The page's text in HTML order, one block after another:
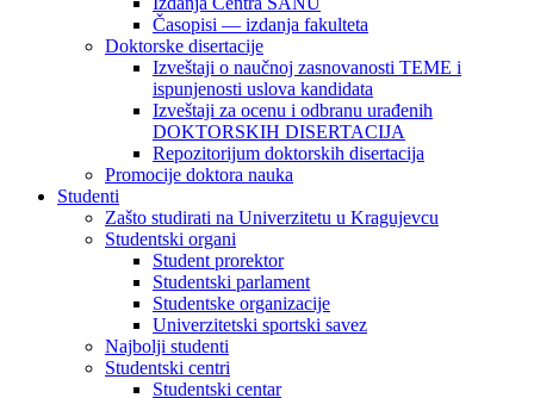
Časopisi — izdanja fakulteta
Doktorske disertacije
Izveštaji o naučnoj zasnovanosti TEME i
ispunjenosti uslova kandidata
Izveštaji za ocenu i odbranu urađenih
DOKTORSKIH DISERTACIJA
Repozitorijum doktorskih disertacija
Promocije doktora nauka
Studenti
Zašto studirati na Univerzitetu u Kragujevcu
Studentski organi
Student prorektor
Studentski parlament
Studentske organizacije
Univerzitetski sportski savez
Najbolji studenti
Studentski centri
Studentski centar